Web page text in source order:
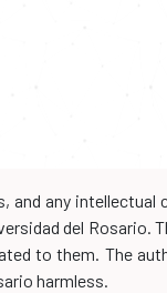
and any
del Rosario.
to them. The
harmless.